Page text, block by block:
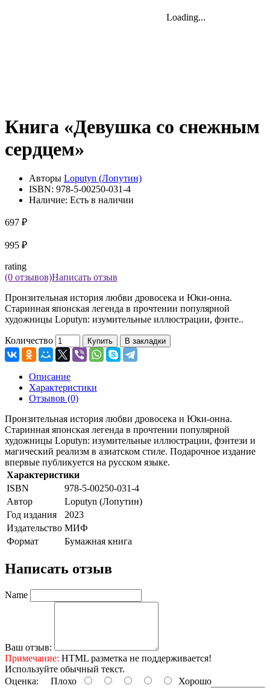
Loading...
Loading...
Loading...
Книга «Девушка со снежным
сердцем»
Авторы Loputyn (Лопутин)
ISBN: 978-5-00250-031-4
Наличие: Есть в наличии
697 ₽
995 ₽
rating
(0 отзывов)Написать отзыв
Пронзительная история любви дровосека и Юки-онна.
Старинная японская легенда в прочтении популярной
художницы Loputyn: изумительные иллюстрации, фэнте..
Количество Купить В закладки
Описание
Характеристики
Отзывов (0)
Пронзительная история любви дровосека и Юки-онна.
Старинная японская легенда в прочтении популярной
художницы Loputyn: изумительные иллюстрации, фэнтези и
магический реализм в азиатском стиле. Подарочное издание
впервые публикуется на русском языке.
Характеристики
ISBN
978-5-00250-031-4
Автор
Loputyn (Лопутин)
Год издания
2023
Издательство МИФ
Формат
Бумажная книга
Написать отзыв
Name
Ваш отзыв:
Примечание: HTML разметка не поддерживается!
Используйте обычный текст.
Оценка: Плохо Хорошо